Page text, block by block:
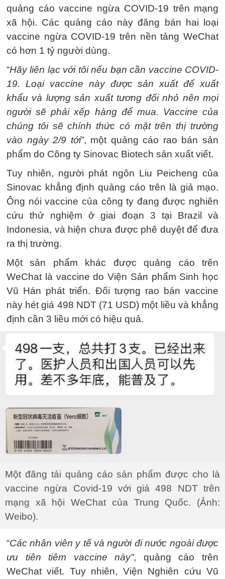
quảng cáo vaccine ngừa COVID-19 trên mạng
xã hội. Các quảng cáo này đăng bán hai loại
vaccine ngừa COVID-19 trên nền tảng WeChat
có hơn 1 tỷ người dùng.
“Hãy liên lạc với tôi nếu bạn cần vaccine COVID-
19. Loại vaccine này được sản xuất để xuất
khẩu và lượng sản xuất tương đối nhỏ nên mọi
người sẽ phải xếp hàng để mua. Vaccine của
chúng tôi sẽ chính thức có mặt trên thị trường
vào ngày 2/9 tới”, một quảng cáo rao bán sản
phẩm do Công ty Sinovac Biotech sản xuất viết.
Tuy nhiên, người phát ngôn Liu Peicheng của
Sinovac khẳng định quảng cáo trên là giả mạo.
Ông nói vaccine của công ty đang được nghiên
cứu thử nghiệm ở giai đoạn 3 tại Brazil và
Indonesia, và hiện chưa được phê duyệt để đưa
ra thị trường.
Một sản phẩm khác được quảng cáo trên
WeChat là vaccine do Viện Sản phẩm Sinh học
Vũ Hán phát triển. Đối tượng rao bán vaccine
này hét giá 498 NDT (71 USD) một liều và khẳng
định cần 3 liều mới có hiệu quả.
Một đăng tải quảng cáo sản phẩm được cho là
vaccine ngừa Covid-19 với giá 498 NDT trên
mạng xã hội WeChat của Trung Quốc. (Ảnh:
Weibo).
“Các nhân viên y tế và người đi nước ngoài được
ưu tiên tiêm vaccine này”, quảng cáo trên
WeChat viết. Tuy nhiên, Viện Nghiên cứu Vũ